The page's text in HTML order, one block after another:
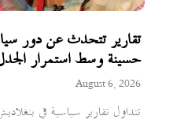
تقارير تتحدث عن دور
حسينة وسط استمرار
August 6, 2026
تتداول تقارير سياسية في